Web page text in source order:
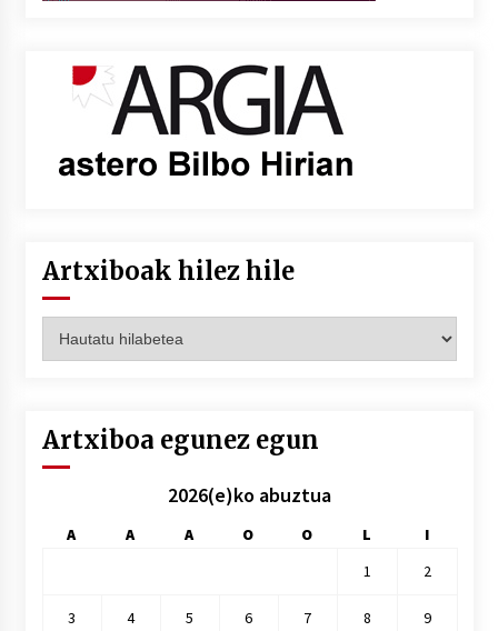
Artxiboak hilez hile
hilez
Artxiboa egunez egun
2026(e)ko abuztua
A A A O O L
I
1
2
3 4 5 6 7 8 9